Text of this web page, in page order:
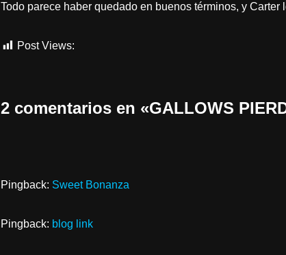
Todo parece haber quedado en buenos términos, y
Post Views:
2 comentarios en «GALLOWS
Pingback: Sweet Bonanza
Pingback: blog link